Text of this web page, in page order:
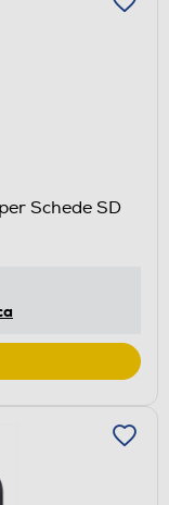
Schede SD